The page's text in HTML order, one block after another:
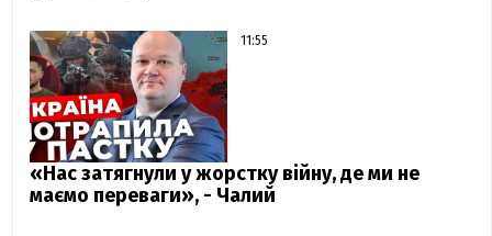
11:55
«Нас затягнули у жорстку війну, де ми не
маємо переваги», - Чалий